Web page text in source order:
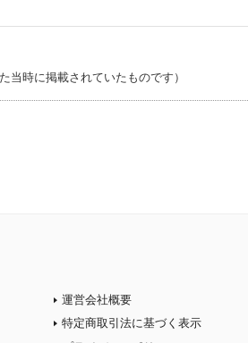
当時に掲載されていたものです）
運営会社概要
特定商取引法に基づく表示